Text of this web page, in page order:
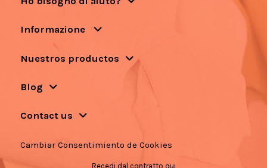
Informazione
Nuestros productos
Blog
Contact us
Cambiar Consentimiento de Cookies
Recedi dal contratto qui